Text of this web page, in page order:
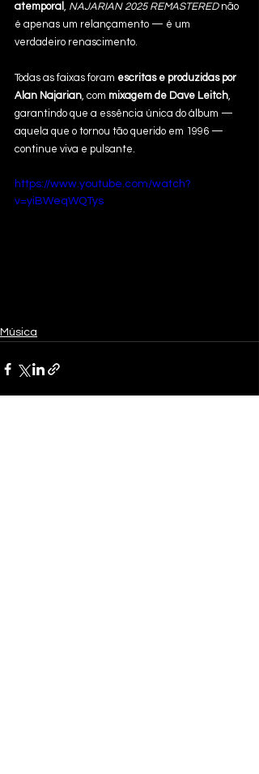
atemporal , NAJARIAN 2025 REMASTERED não
é apenas um relançamento — é um
verdadeiro renascimento.
Todas as faixas foram escritas e produzidas por
Alan Najarian, com mixagem de Dave Leitch,
garantindo que a essência única do álbum —
aquela que o tornou tão querido em 1996 —
continue viva e pulsante.
https://www.youtube.com/watch?
v=yiBWeqWQTys
Música